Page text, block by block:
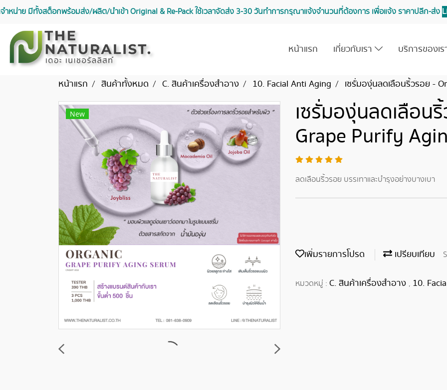
น่าย มีทั้งสต็อกพร้อมส่ง/ผลิต/นำเข้า Original & Re-Pack ใช้เวลาจัดส่ง 3-30 วันทำการ กรุณาแจ้งจำนวนที่ต้องการ เพื่อแจ้ง ราคาปลีก-ส่ง
หน้าแรก เกี่ยวกับเรา บริการของเ
หน้าแรก สินค้าทั้งหมด C. สินค้าเครื่องสำอาง 10. Facial Anti Aging เซรั่มองุ่นลดเลือนริ้วรอย -
New
เซรั่มองุ่นลดเลือน
Grape Purify
ลดเลือนริ้วรอย บรรเทาและบำรุงอย่างบางเบา
เพิ่มรายการโปรด เปรียบเทียบ
หมวดหมู่ : C. สินค้าเครื่องสำอาง , 10.